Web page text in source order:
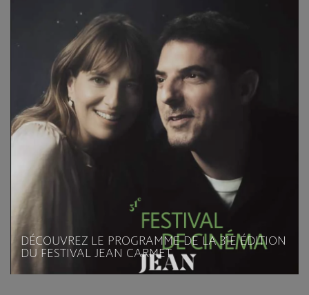
DÉCOUVREZ LE PROGRAMME DE LA 31E ÉDITION
DU FESTIVAL JEAN CARMET